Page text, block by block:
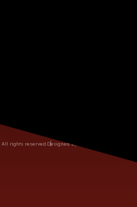
rights reserved. Designed by M.A.K.